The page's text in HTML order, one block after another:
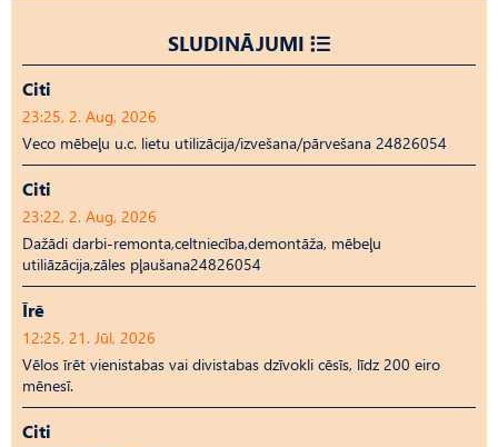
SLUDINĀJUMI
Citi
23:25, 2. Aug, 2026
Veco mēbeļu u.c. lietu utilizācija/izvešana/pārvešana 24826054
Citi
23:22, 2. Aug, 2026
Dažādi darbi-remonta,celtniecība,demontāža, mēbeļu
utiliāzācija,zāles pļaušana24826054
Īrē
12:25, 21. Jūl, 2026
Vēlos īrēt vienistabas vai divistabas dzīvokli cēsīs, līdz 200 eiro
mēnesī.
Citi